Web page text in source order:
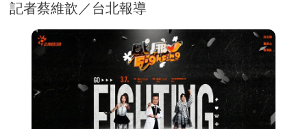
記者蔡維歆／台北報導